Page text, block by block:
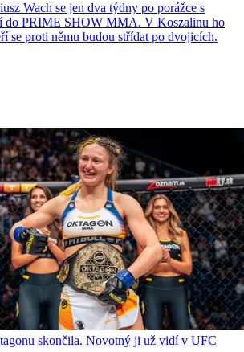
Wach se jen dva týdny po porážce s
do PRIME SHOW MMA. V Koszalinu ho
se proti němu budou střídat po dvojicích.
skončila. Novotný ji už vidí v UFC